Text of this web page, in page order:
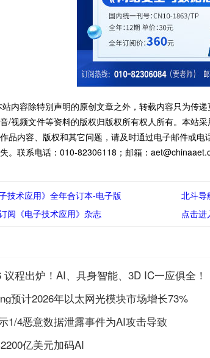
站内容除特别声明的原创文章之外，转载内容只为传
/视频文件等资料的版权归版权所有权人所有。本站
品内容、版权和其它问题，请及时通过电子邮件或
。联系电话：010-82306118；邮箱：
子技术应用》全年合订本-电子版
北斗导
阅《电子技术应用》杂志
点击进
议程出炉！AI、具身智能、3D IC一应俱全！
预计2026年以太网光模块市场增长73%
1/4恶意数据泄露事件为AI攻击导致
亿美元加码AI